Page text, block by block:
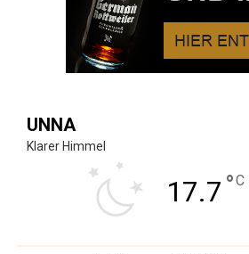
UNNA
Klarer Himmel
17.7 °C